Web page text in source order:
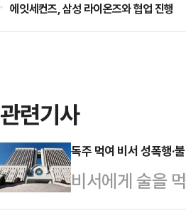
에잇세컨즈, 삼성 라이온즈와 협업 진행
관련기사
독주 먹여 비서 성폭행·
비서에게 술을
가 2심에서도